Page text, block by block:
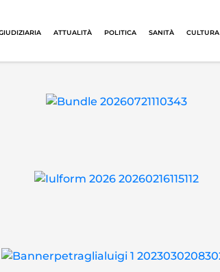
ATTUALITÀ POLITICA SANITÀ CULTURA